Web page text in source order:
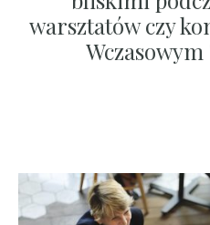
warsztatów czy